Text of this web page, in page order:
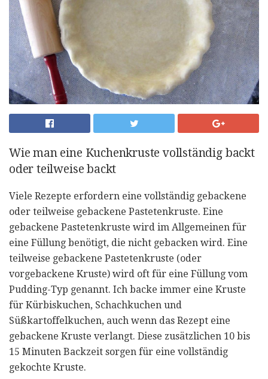
Wie man eine Kuchenkruste vollständig backt
oder teilweise backt
Viele Rezepte erfordern eine vollständig gebackene
oder teilweise gebackene Pastetenkruste. Eine
gebackene Pastetenkruste wird im Allgemeinen für
eine Füllung benötigt, die nicht gebacken wird. Eine
teilweise gebackene Pastetenkruste (oder
vorgebackene Kruste) wird oft für eine Füllung vom
Pudding-Typ genannt. Ich backe immer eine Kruste
für Kürbiskuchen, Schachkuchen und
Süßkartoffelkuchen, auch wenn das Rezept eine
gebackene Kruste verlangt. Diese zusätzlichen 10 bis
15 Minuten Backzeit sorgen für eine vollständig
gekochte Kruste.